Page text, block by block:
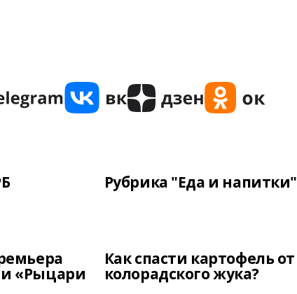
Рубрика "Еда и напитки"
«Рыцари
Как спасти картофель от
колорадского жука?